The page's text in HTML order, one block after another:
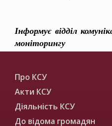
Інформує відділ
моніторингу
Про КСУ
Акти КСУ
Діяльність КСУ
До відома громадян